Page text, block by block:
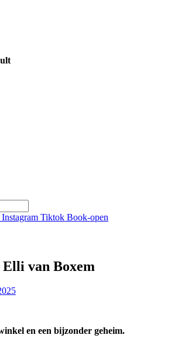
Instagram Tiktok Book-open
Elli van Boxem
en een bijzonder geheim.